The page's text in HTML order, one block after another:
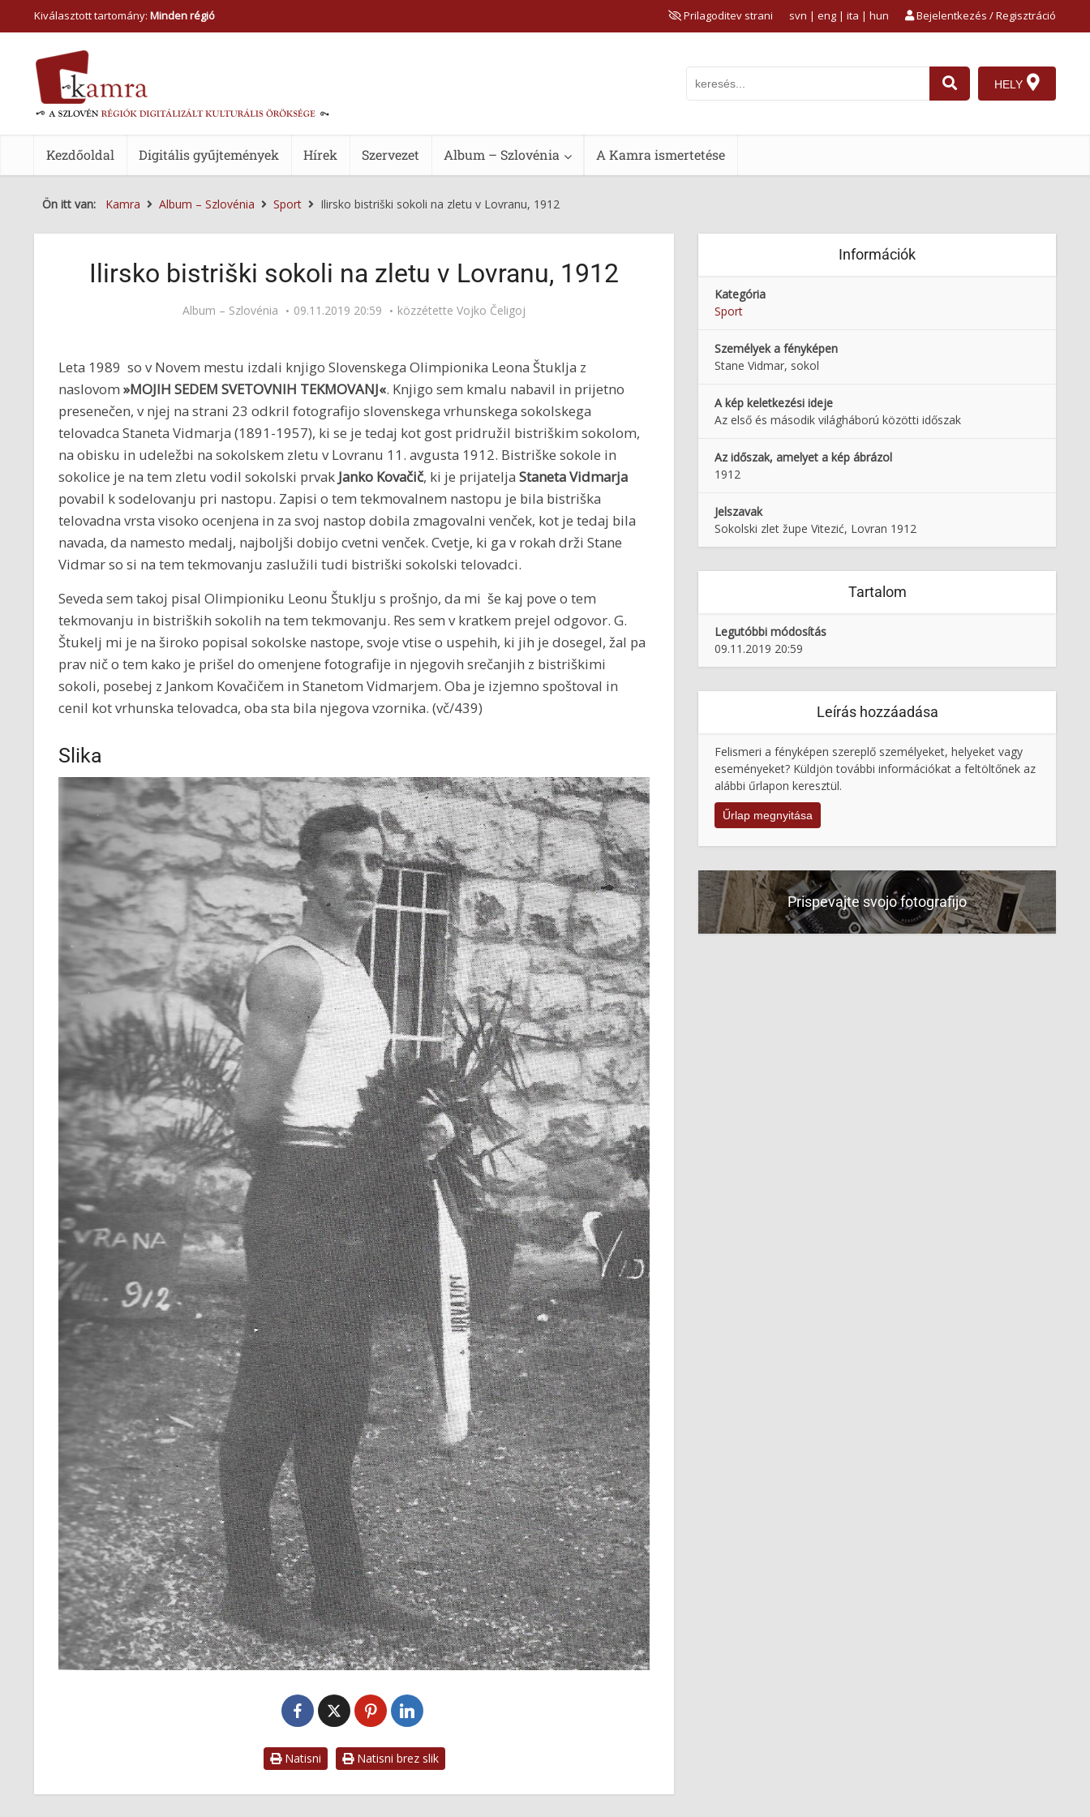
Kiválasztott tartomány: Minden régió Prilagoditev strani Bejelentkezés / Regisztráció
svn | eng | ita | hun
HELY
Kezdőoldal Digitális gyűjtemények Hírek Szervezet Album – Szlovénia A Kamra ismertetése
Ön itt van: Kamra Album – Szlovénia Sport Ilirsko bistriški sokoli na zletu v Lovranu, 1912
Ilirsko bistriški sokoli na zletu v Lovranu, 1912
Album – Szlovénia 09.11.2019 20:59 közzétette Vojko Čeligoj
Leta 1989 so v Novem mestu izdali knjigo Slovenskega Olimpionika Leona Štuklja z
naslovom »MOJIH SEDEM SVETOVNIH TEKMOVANJ«. Knjigo sem kmalu nabavil in prijetno
presenečen, v njej na strani 23 odkril fotografijo slovenskega vrhunskega sokolskega
telovadca Staneta Vidmarja (1891-1957), ki se je tedaj kot gost pridružil bistriškim sokolom,
na obisku in udeležbi na sokolskem zletu v Lovranu 11. avgusta 1912. Bistriške sokole in
sokolice je na tem zletu vodil sokolski prvak Janko Kovačič, ki je prijatelja Staneta Vidmarja
povabil k sodelovanju pri nastopu. Zapisi o tem tekmovalnem nastopu je bila bistriška
telovadna vrsta visoko ocenjena in za svoj nastop dobila zmagovalni venček, kot je tedaj bila
navada, da namesto medalj, najboljši dobijo cvetni venček. Cvetje, ki ga v rokah drži Stane
Vidmar so si na tem tekmovanju zaslužili tudi bistriški sokolski telovadci.
Seveda sem takoj pisal Olimpioniku Leonu Štuklju s prošnjo, da mi še kaj pove o tem
tekmovanju in bistriških sokolih na tem tekmovanju. Res sem v kratkem prejel odgovor. G.
Štukelj mi je na široko popisal sokolske nastope, svoje vtise o uspehih, ki jih je dosegel, žal pa
prav nič o tem kako je prišel do omenjene fotografije in njegovih srečanjih z bistriškimi
sokoli, posebej z Jankom Kovačičem in Stanetom Vidmarjem. Oba je izjemno spoštoval in
cenil kot vrhunska telovadca, oba sta bila njegova vzornika. (vč/439)
Slika
Natisni Natisni brez slik
Információk
Kategória
Sport
Személyek a fényképen
Stane Vidmar, sokol
A kép keletkezési ideje
Az első és második világháború közötti időszak
Az időszak, amelyet a kép ábrázol
1912
Jelszavak
Sokolski zlet župe Vitezić, Lovran 1912
Tartalom
Legutóbbi módosítás
09.11.2019 20:59
Leírás hozzáadása
Felismeri a fényképen szereplő személyeket, helyeket vagy
eseményeket? Küldjön további információkat a feltöltőnek az
alábbi űrlapon keresztül.
Űrlap megnyitása
Prispevajte svojo fotografijo